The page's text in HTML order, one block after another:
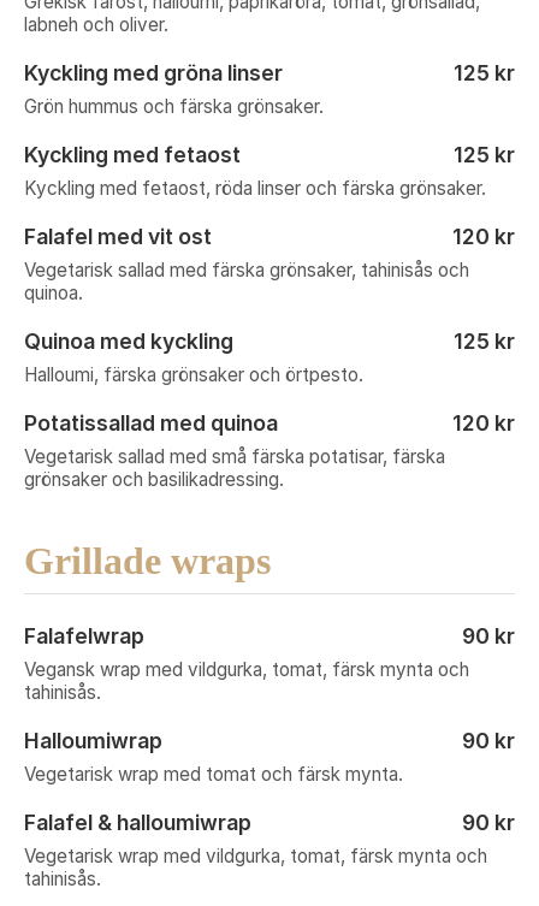
labneh och oliver.
Kyckling med gröna linser 125 kr
Grön hummus och färska grönsaker.
Kyckling med fetaost 125 kr
Kyckling med fetaost, röda linser och färska grönsaker.
Falafel med vit ost 120 kr
Vegetarisk sallad med färska grönsaker, tahinisås och
quinoa.
Quinoa med kyckling 125 kr
Halloumi, färska grönsaker och örtpesto.
Potatissallad med quinoa 120 kr
Vegetarisk sallad med små färska potatisar, färska
grönsaker och basilikadressing.
Grillade wraps
Falafelwrap 90 kr
Vegansk wrap med vildgurka, tomat, färsk mynta och
tahinisås.
Halloumiwrap 90 kr
Vegetarisk wrap med tomat och färsk mynta.
Falafel & halloumiwrap 90 kr
Vegetarisk wrap med vildgurka, tomat, färsk mynta och
tahinisås.